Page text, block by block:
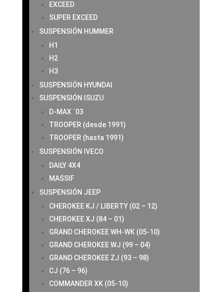
EXCEED
SUPER EXCEED
SUSPENSIÓN HUMMER
H1
H2
H3
SUSPENSIÓN HYUNDAI
SUSPENSIÓN ISUZU
D-MAX ´03
TROOPER (desde 1991)
TROOPER (hasta 1991)
SUSPENSIÓN IVECO
DAILY 4X4
MASSIF
SUSPENSIÓN JEEP
CHEROKEE KJ / LIBERTY (02 – 12)
CHEROKEE XJ (84 – 01)
GRAND CHEROKEE WH-WK (05-10)
GRAND CHEROKEE WJ (99 – 04)
GRAND CHEROKEE ZJ (93 – 98)
CJ (76 – 96)
COMMANDER XK (05-10)